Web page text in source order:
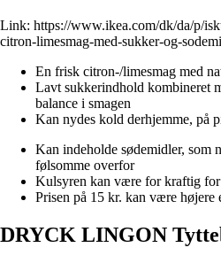
Link: https://www.ikea.com/dk/da/p/
citron-limesmag-med-sukker-og-
En frisk citron-/limesmag med
Lavt sukkerindhold kombineret
balance i smagen
Kan nydes kold derhjemme, på
Kan indeholde sødemidler, som
følsomme overfor
Kulsyren kan være for kraftig for
Prisen på 15 kr. kan være
DRYCK LINGON